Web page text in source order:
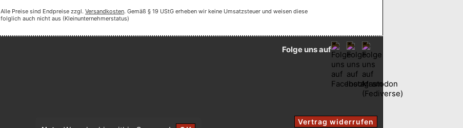
Alle Preise sind Endpreise zzgl. Versandkosten. Gemäß § 19 UStG erheben wir keine Umsatzsteuer und weisen diese
folglich auch nicht aus (Kleinunternehmerstatus)
Folge uns auf
Vertrag widerrufen